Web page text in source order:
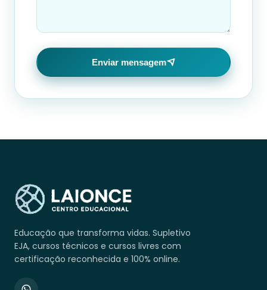
Enviar mensagem
Educação que transforma vidas. Supletivo
EJA, cursos técnicos e cursos livres com
certificação reconhecida e 100% online.